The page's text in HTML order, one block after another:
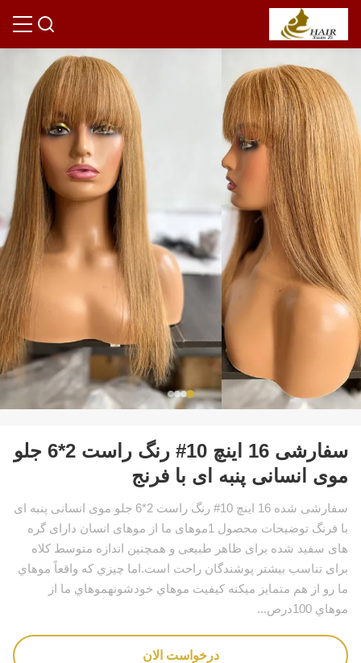
سفارشی 16 اینچ 10# رنگ راست 2*6 جلو
موی انسانی پنبه ای با فرنج
سفارشی شده 16 اینچ 10# رنگ راست 2*6 جلو موی انسانی پنبه ای
با فرنگ توضیحات محصول 1موهای ما از موهای انسان دارای گره
های سفید شده برای ظاهر طبیعی و همچنین اندازه متوسط کلاه
برای تناسب بیشتر پوشندگان راحت است.اما چيزي که واقعاً موهاي
ما رو از هم متمایز ميکنه کیفیت موهاي خودشونهموهاي ما از
موهاي 100درص...
درخواست الان